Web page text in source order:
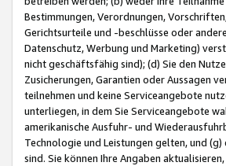
Bestimmungen, Verordnungen,
Gerichtsurteile und -beschlüsse oder
Datenschutz, Werbung und Marketing)
nicht geschäftsfähig sind); (d) Sie den
Zusicherungen, Garantien oder Aussagen
teilnehmen und keine Serviceangebote
unterliegen, in dem Sie Serviceangebote
amerikanische Ausfuhr- und
Technologie und Leistungen gelten, und
sind. Sie können Ihre Angaben